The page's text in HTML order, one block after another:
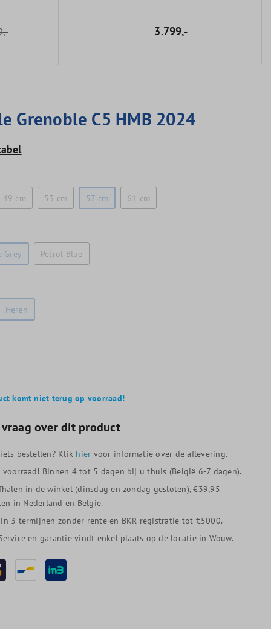
3.799,-
Grenoble C5 HMB 2024
49 cm 53 cm 57 cm 61 cm
Grey Petrol Blue
Heren
komt niet terug op voorraad!
over dit product
bestellen? Klik hier voor informatie over de aflevering.
voorraad! Binnen 4 tot 5 dagen bij u thuis (België 6-7 dagen).
in de winkel (dinsdag en zondag gesloten), €39,95
in Nederland en België.
3 termijnen zonder rente en BKR registratie tot €5000.
en garantie vindt enkel plaats op de locatie in Wouw.